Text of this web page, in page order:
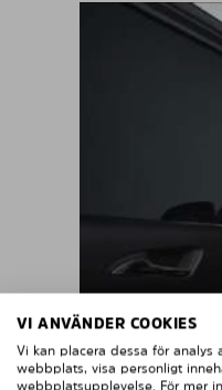
VI ANVÄNDER COOKIES
Vi kan placera dessa för analys
webbplats, visa personligt
webbplatsupplevelse. För mer